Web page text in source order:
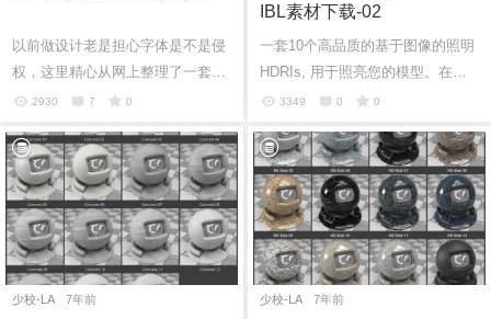
以前做设计老是担心字体是不是侵
权，这里精心从网上整理了一套可
商业用途的免费字体，希望能帮助
2930 7 0
IBL素材下载-02
一套10个高品质的基于图像的照明
HDRIs, 用于照亮您的模型。在安
装过程中, 将在 Skies 数据文件夹
件夹...
3349 0 0
少校-LA 7年前 少校-LA 7年前